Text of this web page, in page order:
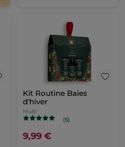
Kit Routine Baies
d'hiver
Multi
(5)
9,99 €